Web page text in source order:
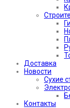
Доставка
Новости
Сухие
Контакты